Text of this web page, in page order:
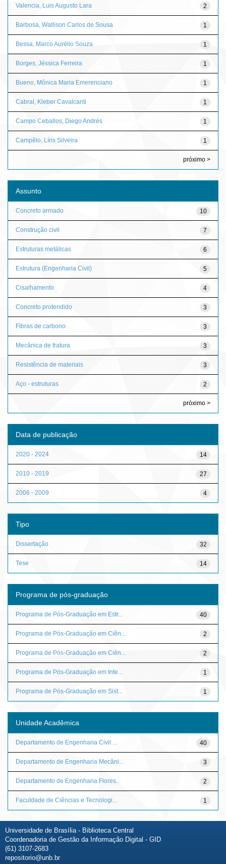
2
Valencia, Luis Augusto Lara
1
Barbosa, Wallison Carlos de Sousa
1
Bessa, Marco Aurélio Souza
1
Borges, Jéssica Ferreira
1
Bueno, Mônica Maria Emerenciano
1
Cabral, Kleber Cavalcanti
1
Campo Ceballos, Diego Andrés
1
Campêlo, Líris Silveira
próximo >
Assunto
10
Concreto armado
7
Construção civil
6
Estruturas metálicas
5
Estrutura (Engenharia Civil)
4
Cisalhamento
3
Concreto protendido
3
Fibras de carbono
3
Mecânica de fratura
3
Resistência de materiais
2
Aço - estruturas
próximo >
Data de publicação
14
2020 - 2024
27
2010 - 2019
4
2006 - 2009
Tipo
32
Dissertação
14
Tese
Programa de pós-graduação
40
Programa de Pós-Graduação em Estr...
2
Programa de Pós-Graduação em Ciên...
2
Programa de Pós-Graduação em Ciên...
1
Programa de Pós-Graduação em Inte...
1
Programa de Pós-Graduação em Sist...
Unidade Acadêmica
40
Departamento de Engenharia Civil ...
3
Departamento de Engenharia Mecâni...
2
Departamento de Engenharia Flores...
1
Faculdade de Ciências e Tecnologi...
Universidade de Brasília - Biblioteca Central
Coordenadoria de Gestão da Informação Digital - GID
(61) 3107-2683
repositorio@unb.br